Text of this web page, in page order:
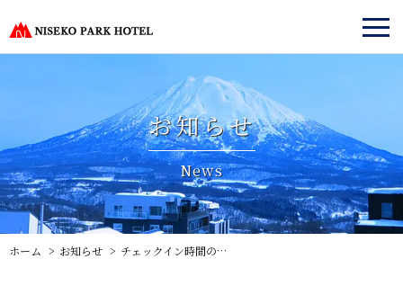
お知らせ
News
ホーム お知らせ チェックイン時間の変更のお知らせ